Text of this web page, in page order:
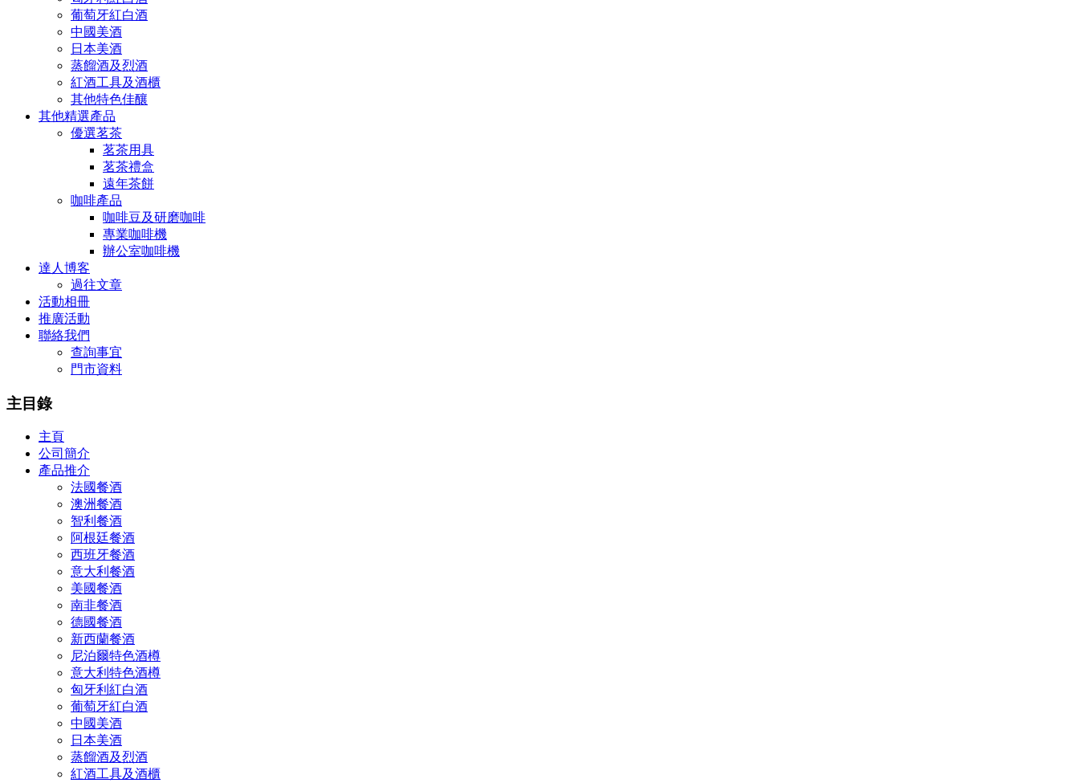
葡萄牙紅白酒
中國美酒
日本美酒
蒸餾酒及烈酒
紅酒工具及酒櫃
其他特色佳釀
其他精選產品
優選茗茶
茗茶用具
茗茶禮盒
遠年茶餅
咖啡產品
咖啡豆及研磨咖啡
專業咖啡機
辦公室咖啡機
達人博客
過往文章
活動相冊
推廣活動
聯絡我們
查詢事宜
門市資料
主目錄
主頁
公司簡介
產品推介
法國餐酒
澳洲餐酒
智利餐酒
阿根廷餐酒
西班牙餐酒
意大利餐酒
美國餐酒
南非餐酒
德國餐酒
新西蘭餐酒
尼泊爾特色酒樽
意大利特色酒樽
匈牙利紅白酒
葡萄牙紅白酒
中國美酒
日本美酒
蒸餾酒及烈酒
紅酒工具及酒櫃